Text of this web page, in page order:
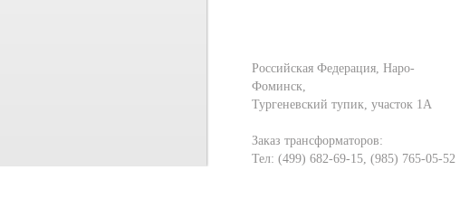
Российская Федерация, Наро-
Фоминск,
Тургеневский тупик, участок 1А
Заказ трансформаторов:
Тел: (499) 682-69-15, (985) 765-05-52